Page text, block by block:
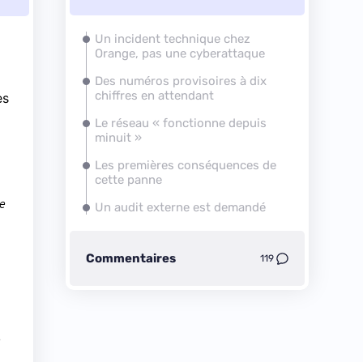
Un incident technique chez
Orange, pas une cyberattaque
Des numéros provisoires à dix
chiffres en attendant
Le réseau « fonctionne depuis
minuit »
Les premières conséquences de
cette panne
Un audit externe est demandé
Commentaires 119